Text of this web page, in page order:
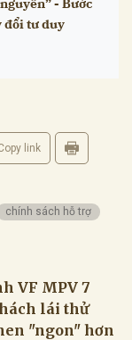
đổi tư duy
link
chính sách hỗ trợ
VF MPV 7
lái thử
"ngon" hơn